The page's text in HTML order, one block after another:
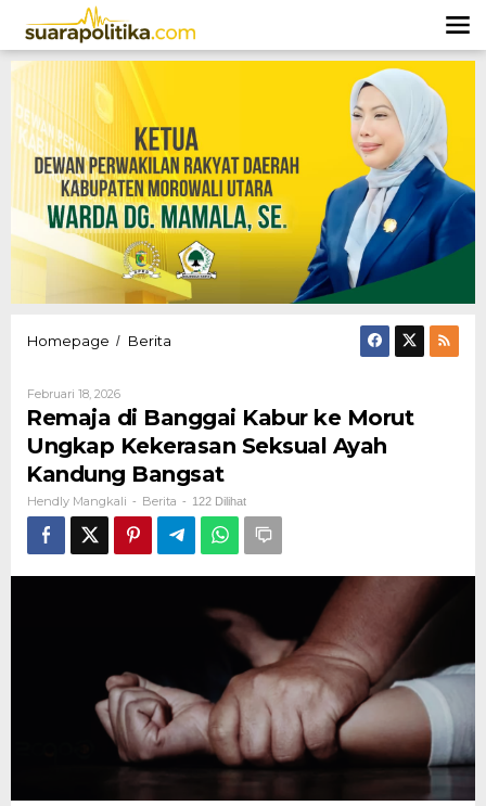
konten
Homepage / Berita
ke
Ungkap
Kekerasan
Seksual
Ayah
Kandung
Bangsat
Februari 18, 2026Oleh
Hendly
Mangkali
Remaja di Banggai Kabur ke Morut
Ungkap Kekerasan Seksual Ayah
Kandung Bangsat
Hendly Mangkali - Berita - 122 Dilihat